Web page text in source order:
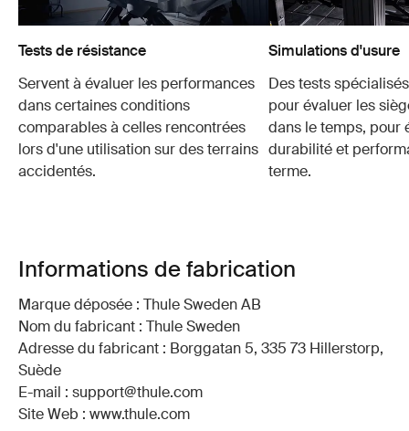
Tests de résistance
Servent à évaluer les performances
dans certaines conditions
comparables à celles rencontrées
lors d'une utilisation sur des terrains
accidentés.
Simulations d'usure
Des tests
pour évaluer les
dans le temps, pour
durabilité et
terme.
Informations de fabrication
Marque déposée : Thule Sweden AB
Nom du fabricant : Thule Sweden
Adresse du fabricant : Borggatan 5, 335 73 Hillerstorp,
Suède
E-mail : support@thule.com
Site Web : www.thule.com